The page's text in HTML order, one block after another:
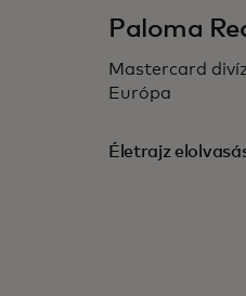
Paloma
Mastercard
Európa
Életrajz